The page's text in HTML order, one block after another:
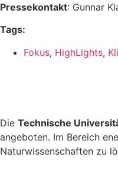
Pressekontakt: Gunnar
Tags:
Fokus, HighLights,
Die Technische
angeboten. Im Bereich
Naturwissenschaften zu